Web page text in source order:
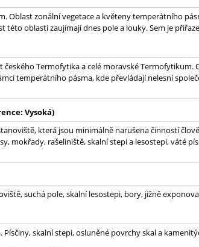
Oblast zonální vegetace a květeny temperátního
této oblasti zaujímají dnes pole a louky. Sem je
českého Termofytika a celé moravské
temperátního pásma, kde převládají nelesní
Vysoká)
která jsou minimálně narušena činností
mokřady, rašeliniště, skalní stepi a lesostepi, váté
suchá pole, skalní lesostepi, bory, jižně
Písčiny, skalní stepi, osluněné povrchy skal a